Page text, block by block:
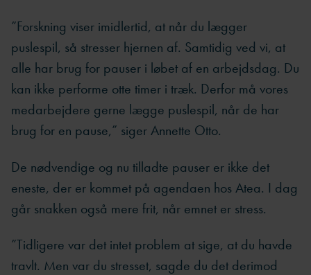
”Forskning viser imidlertid, at når du lægger
puslespil, så stresser hjernen af. Samtidig ved vi, at
alle har brug for pauser i løbet af en arbejdsdag. Du
kan ikke performe otte timer i træk. Derfor må vores
medarbejdere gerne lægge puslespil, når de har
brug for en pause,” siger Annette Otto.
De nødvendige og nu tilladte pauser er ikke det
eneste, der er kommet på agendaen hos Atea. I dag
går snakken også mere frit, når emnet er stress.
”Tidligere var det intet problem at sige, at du havde
travlt. Men var du stresset, sagde du det derimod